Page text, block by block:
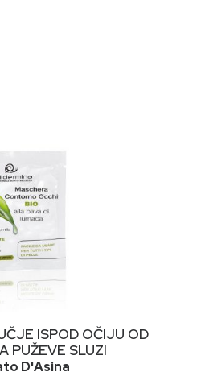
U KORPUISPOD OČIJU OD
PUŽEVE SLUZI
D'Asina